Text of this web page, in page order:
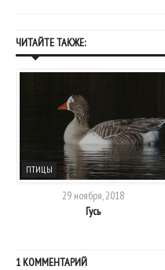
ЧИТАЙТЕ ТАКЖЕ:
ПТИЦЫ
29 ноября, 2018
Гусь
1 КОММЕНТАРИЙ